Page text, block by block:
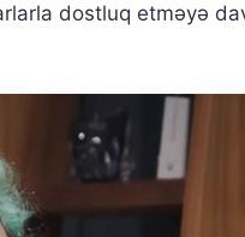
dostluq etməyə